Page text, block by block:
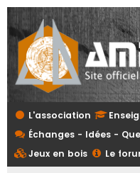
L'association
Échanges - Idées -
Jeux en bois
Le